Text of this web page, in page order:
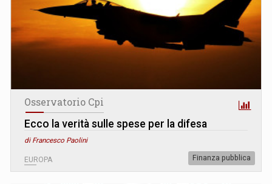
Osservatorio Cpi
Ecco la verità sulle spese per la difesa
di Francesco Paolini
EUROPA Finanza pubblica